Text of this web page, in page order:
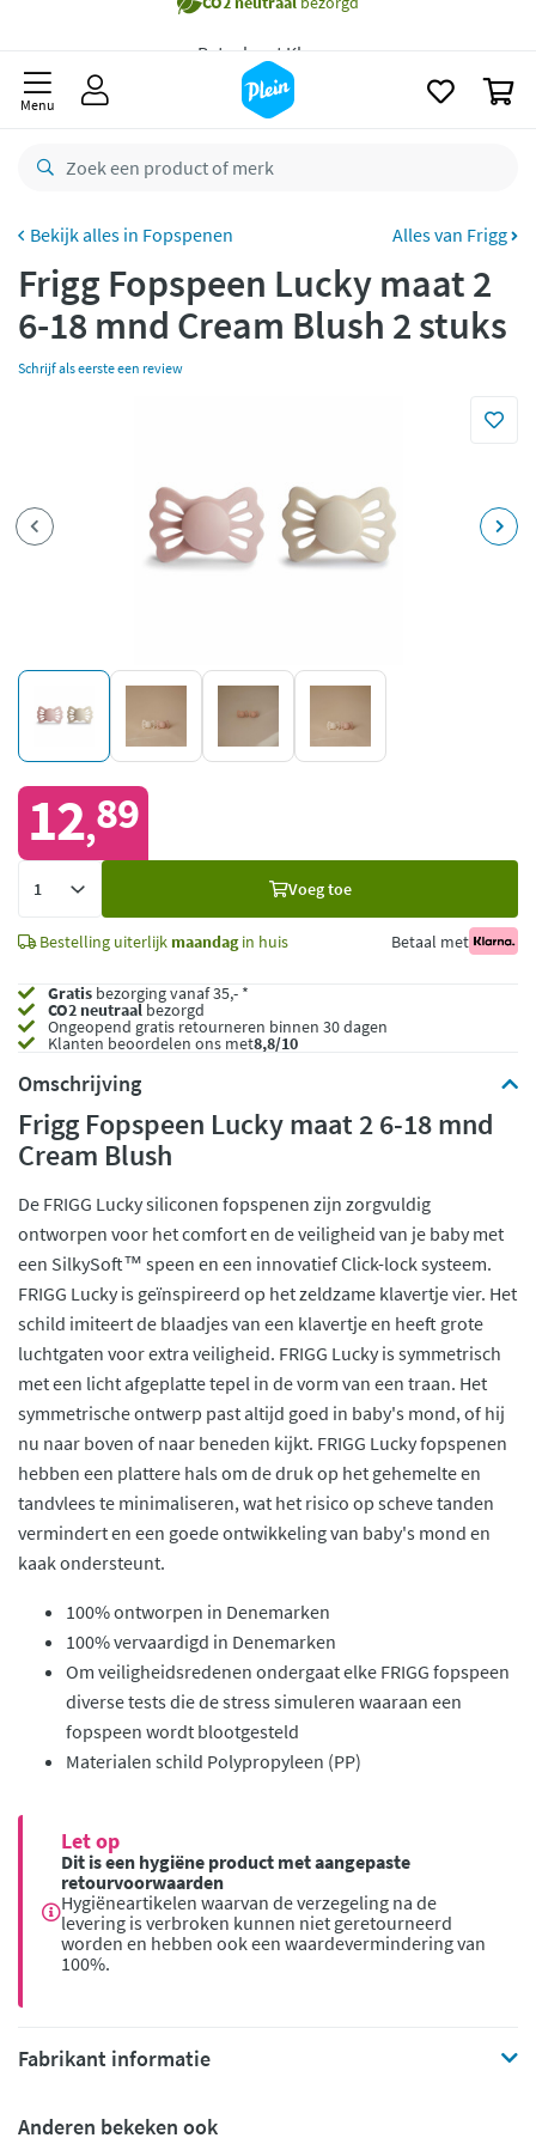
Gratis bezorging vanaf 35,- *
Bestelling uiterlijkmaandag
Gratisretourneren
Betaal met Klarna
Menu
Fopspenen Alles van Frigg
Frigg Fopspeen Lucky maat 2
6-18 mnd Cream Blush 2 stuks
Schrijf als eerste een review
12,89
Voeg toe
Bestelling uiterlijk maandagin huis Betaal met
Gratis bezorging vanaf 35,- *
CO2 neutraalbezorgd
Ongeopend gratis retourneren binnen 30 dagen
Klanten beoordelen ons met8,8/10
Omschrijving
Frigg Fopspeen Lucky maat 2 6-18 mnd
Cream Blush
De FRIGG Lucky siliconen fopspenen zijn zorgvuldig
ontworpen voor het comfort en de veiligheid van je baby met
een SilkySoft™ speen en een innovatief Click-lock systeem.
FRIGG Lucky is geïnspireerd op het zeldzame klavertje vier. Het
schild imiteert de blaadjes van een klavertje en heeft grote
luchtgaten voor extra veiligheid. FRIGG Lucky is symmetrisch
met een licht afgeplatte tepel in de vorm van een traan. Het
symmetrische ontwerp past altijd goed in baby's mond, of hij
nu naar boven of naar beneden kijkt. FRIGG Lucky fopspenen
hebben een plattere hals om de druk op het gehemelte en
tandvlees te minimaliseren, wat het risico op scheve tanden
vermindert en een goede ontwikkeling van baby's mond en
kaak ondersteunt.
100% ontworpen in Denemarken
100% vervaardigd in Denemarken
Om veiligheidsredenen ondergaat elke FRIGG fopspeen
diverse tests die de stress simuleren waaraan een
fopspeen wordt blootgesteld
Materialen schild Polypropyleen (PP)
Let op
Dit is een hygiëne product met aangepaste
retourvoorwaarden
Hygiëneartikelen waarvan de verzegeling na de
levering is verbroken kunnen niet geretourneerd
worden en hebben ook een waardevermindering van
100%.
Fabrikant informatie
Anderen bekeken ook